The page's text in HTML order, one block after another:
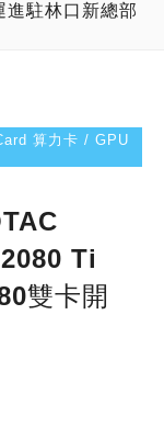
進駐林口新總部
算力卡 / GPU
Ti
雙卡開